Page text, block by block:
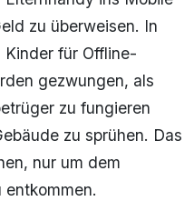
zu überweisen. In
für Offline-
gezwungen, als
zu fungieren
zu sprühen. Das
nur um dem